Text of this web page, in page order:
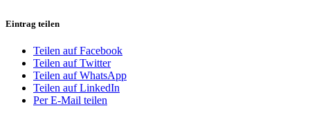
Eintrag teilen
Teilen auf Facebook
Teilen auf Twitter
Teilen auf WhatsApp
Teilen auf LinkedIn
Per E-Mail teilen